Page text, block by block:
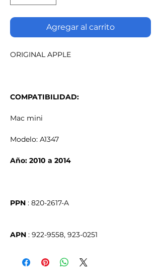
Agregar al carrito
ORIGINAL APPLE
COMPATIBILIDAD:
Mac mini
Modelo: A1347
Año: 2010 a 2014
PPN
APN : 922-9558, 923-0251